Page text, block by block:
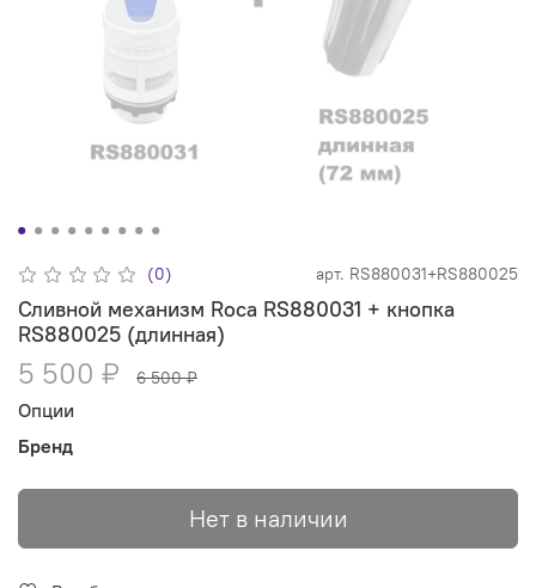
(0) арт. RS880031+RS880025
Сливной механизм Roca RS880031 + кнопка
RS880025 (длинная)
5 500 ₽ 6 500 ₽
Опции
Бренд
Нет в наличии